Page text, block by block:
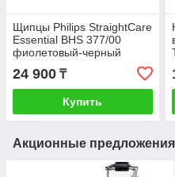
Щипцы Philips StraightCare
Essential BHS 377/00
фиолетовый-черный
24 900 ₸
Купить
Акционные